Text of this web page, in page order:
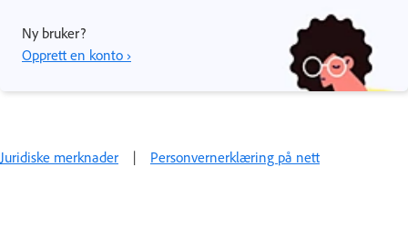
Ny bruker?
Opprett en konto ›
Juridiske merknader | Personvernerklæring på nett